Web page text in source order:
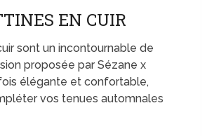
EN CUIR
sont un incontournable de
proposée par Sézane x
élégante et confortable,
vos tenues automnales